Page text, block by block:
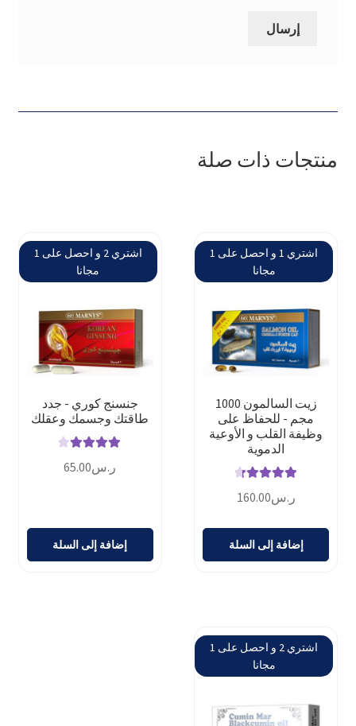
منتجات ذات صلة
اشتري 1 و احصل على 1
مجانا
زيت السالمون 1000
مجم - للحفاظ على
وظيفة القلب و الأوعية
الدموية
4.42من 5
ر.س160.00
إضافة إلى السلة
اشتري 2 و احصل على 1
مجانا
جنسنج كوري - جدد
طاقتك وجسمك وعقلك
4.14من 5
ر.س65.00
إضافة إلى السلة
اشتري 2 و احصل على 1
مجانا